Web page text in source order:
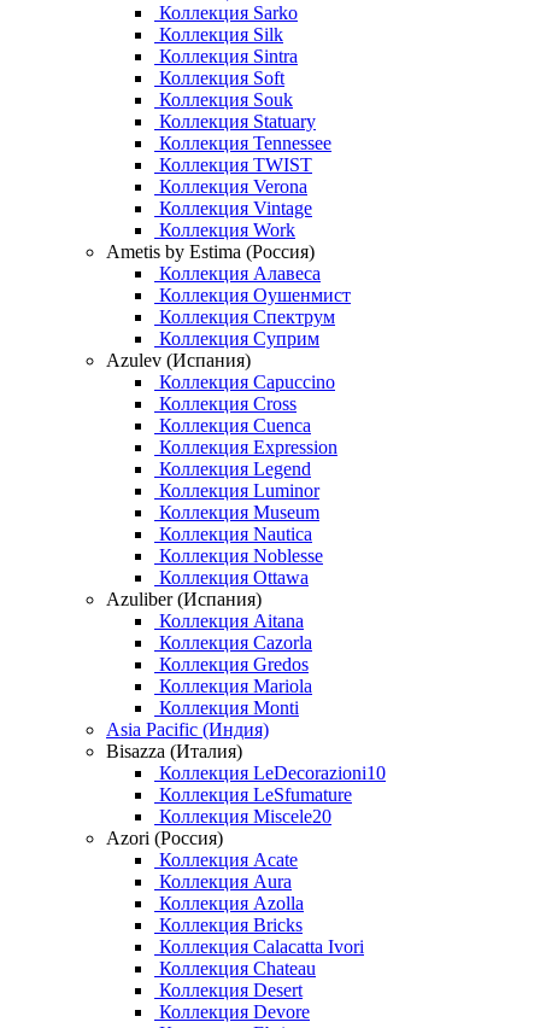
Коллекция Sarko
Коллекция Silk
Коллекция Sintra
Коллекция Soft
Коллекция Souk
Коллекция Statuary
Коллекция Tennessee
Коллекция TWIST
Коллекция Verona
Коллекция Vintage
Коллекция Work
Ametis by Estima (Россия)
Коллекция Алавеса
Коллекция Оушенмист
Коллекция Спектрум
Коллекция Суприм
Azulev (Испания)
Коллекция Capuccino
Коллекция Cross
Коллекция Cuenca
Коллекция Expression
Коллекция Legend
Коллекция Luminor
Коллекция Museum
Коллекция Nautica
Коллекция Noblesse
Коллекция Ottawa
Azuliber (Испания)
Коллекция Aitana
Коллекция Cazorla
Коллекция Gredos
Коллекция Mariola
Коллекция Monti
Asia Pacific (Индия)
Bisazza (Италия)
Коллекция LeDecorazioni10
Коллекция LeSfumature
Коллекция Miscele20
Azori (Россия)
Коллекция Acate
Коллекция Aura
Коллекция Azolla
Коллекция Bricks
Коллекция Calacatta Ivori
Коллекция Chateau
Коллекция Desert
Коллекция Devore